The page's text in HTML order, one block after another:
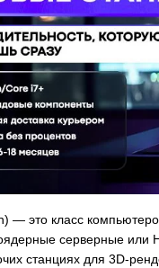
— это класс
серверные
станциях для 3D-